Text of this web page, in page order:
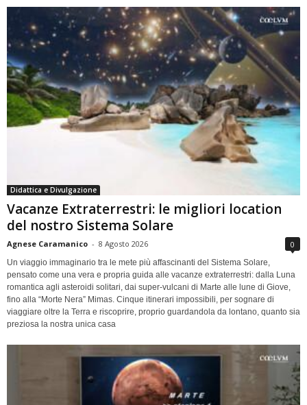
Didattica e Divulgazione
Vacanze Extraterrestri: le migliori location
del nostro Sistema Solare
Agnese Caramanico - 8 Agosto 2026 0
Un viaggio immaginario tra le mete più affascinanti del Sistema Solare,
pensato come una vera e propria guida alle vacanze extraterrestri: dalla Luna
romantica agli asteroidi solitari, dai super-vulcani di Marte alle lune di Giove,
fino alla “Morte Nera” Mimas. Cinque itinerari impossibili, per sognare di
viaggiare oltre la Terra e riscoprire, proprio guardandola da lontano, quanto sia
preziosa la nostra unica casa